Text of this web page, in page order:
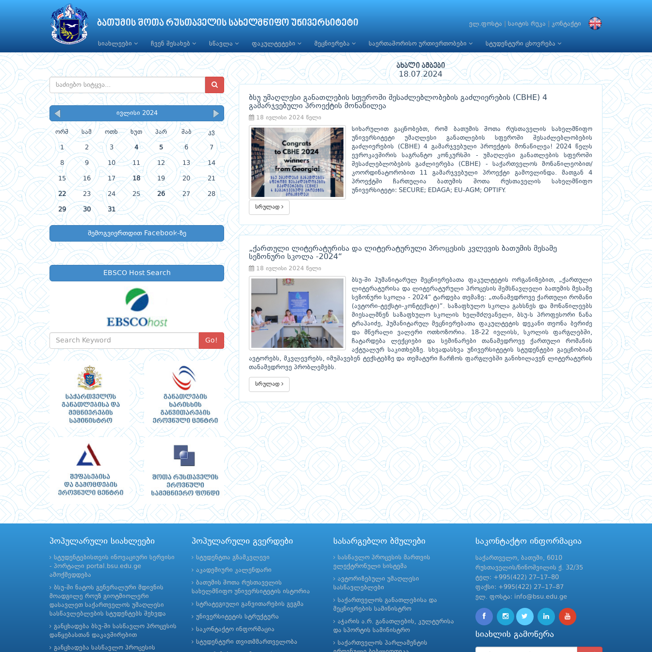
ბათუმის შოთა რუსთაველის სახელმწიფო უნივერსიტეტი ელ.ფოსტა საიტის რუკა კონტაქტი
სიახლეები ჩვენ შესახებ სწავლა ფაკულტეტები მეცნიერება საერთაშორისო ურთიერთობები სტუდენტური ცხოვრება
ივლისი 2024
ორშ სამ ოთხ ხუთ პარ შაბ კვ
1 2 3 4 5 6 7
8 9 10 11 12 13 14
15 16 17 18 19 20 21
22 23 24 25 26 27 28
29 30 31
შემოგვიერთდით Facebook-ზე
EBSCO Host Search
Go!
ახალი ამბები
18.07.2024
ბსუ უმაღლესი განათლების სფეროში შესაძლებლობების გაძლიერების (CBHE) 4
გამარჯვებული პროექტის მონაწილეა
18 ივლისი 2024 წელი
სიხარულით გაცნობებთ, რომ ბათუმის შოთა რუსთაველის სახელმწიფო
უნივერსიტეტი უმაღლესი განათლების სფეროში შესაძლებლობების
გაძლიერების (CBHE) 4 გამარჯვებული პროექტის მონაწილეა! 2024 წელს
ევროკავშირის საგრანტო კონკურსში - უმაღლესი განათლების სფეროში
შესაძლებლობების გაძლიერება (CBHE) - საქართველოს მონაწილეობით/
კოორდინატორობით 11 გამარჯვებული პროექტი გამოვლინდა. მათგან 4
პროექტში ჩართულია ბათუმის შოთა რუსთაველის სახელმწიფო
უნივერსიტეტი: SECURE; EDAGA; EU-AGM; OPTIFY.
სრულად
„ქართული ლიტერატურისა და ლიტერატურული პროცესის კვლევის ბათუმის მესამე
სეზონური სკოლა -2024“
18 ივლისი 2024 წელი
ბსუ-ში ჰუმანიტარულ მეცნიერებათა ფაკულტეტის ორგანიზებით, „ქართული
ლიტერატურისა და ლიტერატურული პროცესის შემსწავლელი ბათუმის მესამე
სეზონური სკოლა - 2024“ ტარდება თემაზე: „თანამედროვე ქართული რომანი
(ავტორი-ტექსტი-კონტექსტი)“. საზაფხულო სკოლა გახსნეს და მონაწილეებს
მიესალმნენ საზაფხულო სკოლის ხელმძღვანელი, ბსუ-ს პროფესორი ნანა
ტრაპაიძე, ჰუმანიტარულ მეცნიერებათა ფაკულტეტის დეკანი თეონა ბერიძე
და მწერალი ვალერი ოთხოზორია. 18-22 ივლისს, სკოლის ფარგლებში,
ჩატარდება ლექციები და სემინარები თანამედროვე ქართული რომანის
აქტუალურ საკითხებზე. სხვადასხვა უნივერსიტეტის სტუდენტები გაეცნობიან
ავტორებს, მკვლევრებს, იმუშავებენ ტექსტებზე და თემატური ჩარჩოს ფარგლებში განიხილავენ ლიტერატურის
თანამედროვე პრობლემებს.
სრულად
პოპულარული სიახლეები
სტუდენტებისთვის ინოვაციური სერვისი
- პორტალი portal.bsu.edu.ge
ამოქმედდება
ბსუ-ში ნატოს გენერალური მდივნის
მოადგილე როუზ გიოტმიოლერი
დასავლეთ საქართველოს უმაღლესი
სასწავლებლების სტუდენტებს შეხვდა
განცხადება ბსუ-ში სასწავლო პროცესის
დაწყებასთან დაკავშირებით
განცხადება სასწავლო პროცესის
პოპულარული გვერდები
სტუდენტთა გზამკვლევი
აკადემიური კალენდარი
ბათუმის შოთა რუსთაველის
სახელმწიფო უნივერსიტეტის ისტორია
სტრატეგიული განვითარების გეგმა
უნივერსიტეტის სტრუქტურა
საკონტაქტო ინფორმაცია
სტუდენტური თვითმმართველობა
სასარგებლო ბმულები
სასწავლო პროცესის მართვის
ელექტრონული სისტემა
ავტორიზებული უმაღლესი
სასწავლებლები
საქართველოს განათლებისა და
მეცნიერების სამინისტრო
აჭარის ა.რ. განათლების, კულტურისა
და სპორტის სამინისტრო
საქართველოს პარლამენტის
საკონტაქტო ინფორმაცია
საქართველო, ბათუმი, 6010
რუსთაველის/ნინოშვილის ქ. 32/35
ტელ: +995(422) 27–17–80
ფაქსი: +995(422) 27–17–87
ელ. ფოსტა: info@bsu.edu.ge
სიახლის გამოწერა